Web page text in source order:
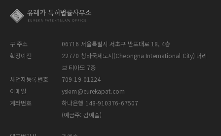
구 주소
06716 서울특별시 서초구 반포대로 18, 4층
확장이전
22770 청라국제도시(Cheongna International City) 더리
브 티아모 7층
사업자등록번호
709-19-01224
이메일
yskim@eurekapat.com
계좌번호
하나은행 148-910376-67507
(예금주: 김예슬)